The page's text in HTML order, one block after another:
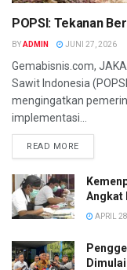
POPSI: Tekanan
BYADMIN JUNI 27, 2026
Gemabisnis.com,
Sawit Indonesia
mengingatkan
implementasi...
READ MORE
Angkat
APRIL